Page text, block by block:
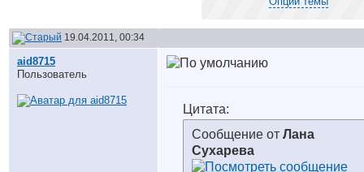
19.04.2011, 00:34
aid8715
Пользователь
Цитата:
Сообщение от Лана
Сухарева